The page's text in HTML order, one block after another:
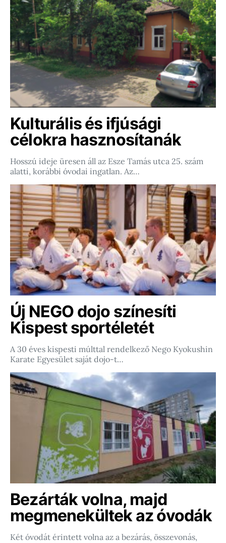
Kulturális és ifjúsági
célokra hasznosítanák
Hosszú ideje üresen áll az Esze Tamás utca 25. szám
alatti, korábbi óvodai ingatlan. Az…
Új NEGO dojo színesíti
Kispest sportéletét
A 30 éves kispesti múlttal rendelkező Nego Kyokushin
Karate Egyesület saját dojo-t…
Bezárták volna, majd
megmenekültek az óvodák
Két óvodát érintett volna az a bezárás, összevonás,